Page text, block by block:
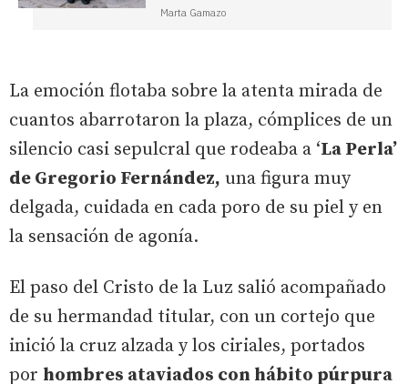
Marta Gamazo
La emoción flotaba sobre la atenta mirada de
cuantos abarrotaron la plaza, cómplices de un
silencio casi sepulcral que rodeaba a ‘La Perla’
de Gregorio Fernández, una figura muy
delgada, cuidada en cada poro de su piel y en
la sensación de agonía.
El paso del Cristo de la Luz salió acompañado
de su hermandad titular, con un cortejo que
inició la cruz alzada y los ciriales, portados
por hombres ataviados con hábito púrpura